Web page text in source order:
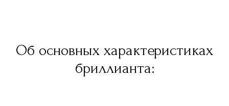
Об основных характеристиках
бриллианта: